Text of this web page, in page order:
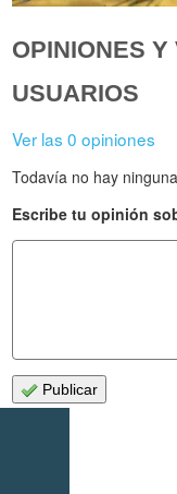
OPINIONES
USUARIOS
Ver las 0 opiniones
Todavía no hay
Escribe tu opinión
Publicar